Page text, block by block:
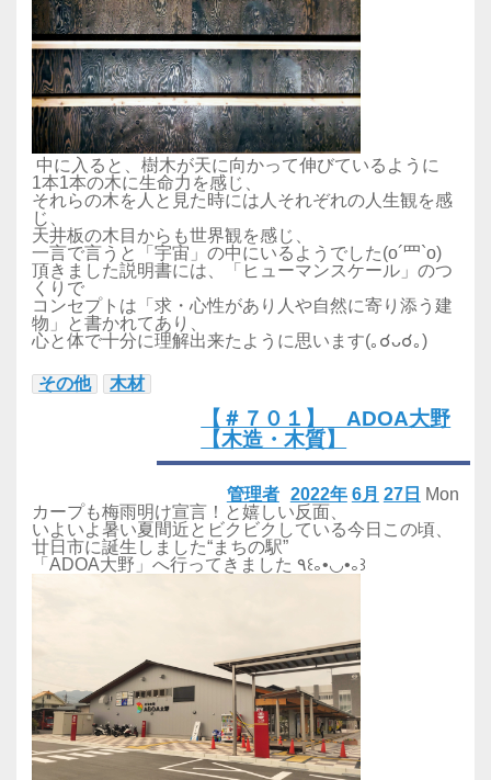
中に入ると、樹木が天に向かって伸びているように
1本1本の木に生命力を感じ、
それらの木を人と見た時には人それぞれの人生観を感
じ、
天井板の木目からも世界観を感じ、
一言で言うと「宇宙」の中にいるようでした(o´罒`o)
頂きました説明書には、「ヒューマンスケール」のつ
くりで
コンセプトは「求・心性があり人や自然に寄り添う建
物」と書かれてあり、
心と体で十分に理解出来たように思います(｡☌ᴗ☌｡)
その他 木材
【＃７０１】 ADOA大野
【木造・木質】
2022年 6月 27日 Mon
管理者
カープも梅雨明け宣言！と嬉しい反面、
いよいよ暑い夏間近とビクビクしている今日この頃、
廿日市に誕生しました“まちの駅”
「ADOA大野」へ行ってきました ٩꒰｡•◡•｡꒱